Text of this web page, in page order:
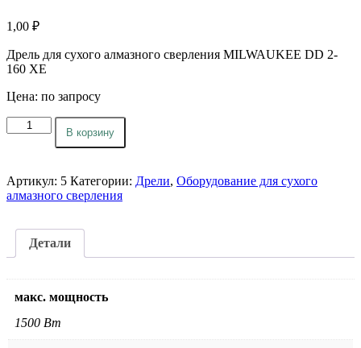
1,00 ₽
Дрель для сухого алмазного сверления MILWAUKEE DD 2-
160 XE
Цена: по запросу
Количество
товара
сухого
алмазного
2-
XE.
Цена:
запросу
В корзину
Артикул: 5 Категории: Дрели, Оборудование для сухого
алмазного сверления
Детали
макс. мощность
1500 Вт